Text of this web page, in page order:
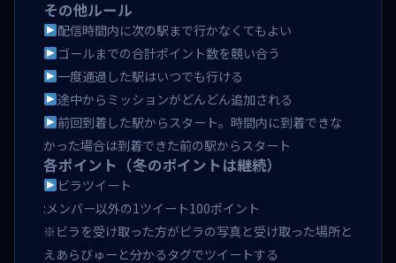
その他ルール
配信時間内に次の駅まで行かなくてもよい
ゴールまでの合計ポイント数を競い合う
一度通過した駅はいつでも行ける
途中からミッションがどんどん追加される
前回到着した駅からスタート。時間内に到着できな
かった場合は到着できた前の駅からスタート
各ポイント（冬のポイントは継続）
ビラツイート
:メンバー以外の1ツイート100ポイント
※ビラを受け取った方がビラの写真と受け取った場所と
えあらびゅーと分かるタグでツイートする